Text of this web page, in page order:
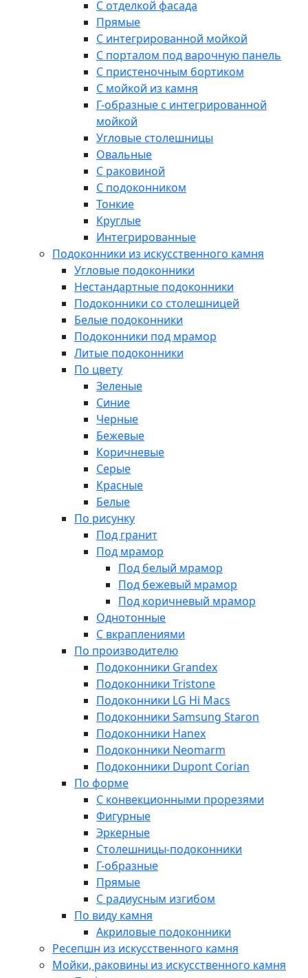
С отделкой фасада
Прямые
С интегрированной мойкой
С порталом под варочную панель
С пристеночным бортиком
С мойкой из камня
Г-образные с интегрированной
мойкой
Угловые столешницы
Овальные
C раковиной
C подоконником
Тонкие
Круглые
Интегрированные
Подоконники из искусственного камня
Угловые подоконники
Нестандартные подоконники
Подоконники со столешницей
Белые подоконники
Подоконники под мрамор
Литые подоконники
По цвету
Зеленые
Синие
Черные
Бежевые
Коричневые
Серые
Красные
Белые
По рисунку
Под гранит
Под мрамор
Под белый мрамор
Под бежевый мрамор
Под коричневый мрамор
Однотонные
С вкраплениями
По производителю
Подоконники Grandex
Подоконники Tristone
Подоконники LG Hi Macs
Подоконники Samsung Staron
Подоконники Hanex
Подоконники Neomarm
Подоконники Dupont Corian
По форме
С конвекционными прорезями
Фигурные
Эркерные
Столешницы-подоконники
Г-образные
Прямые
С радиусным изгибом
По виду камня
Акриловые подоконники
Ресепшн из искусственного камня
Мойки, раковины из искусственного камня